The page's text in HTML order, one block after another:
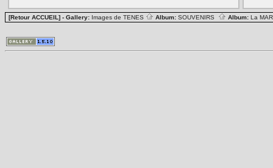
[Retour ACCUEIL] - Gallery: Images de TENES Album: SOUVENIRS Album: La